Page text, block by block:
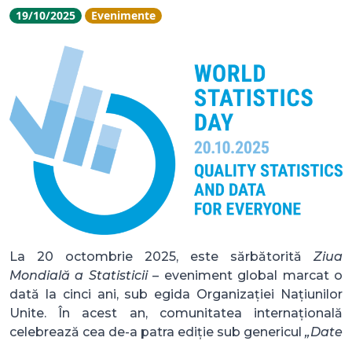
19/10/2025 Evenimente
La 20 octombrie 2025, este sărbătorită Ziua
Mondială a Statisticii– eveniment global marcat o
dată la cinci ani, sub egida Organizației Națiunilor
Unite. În acest an, comunitatea internațională
celebrează cea de-a patra ediție sub genericul „Date